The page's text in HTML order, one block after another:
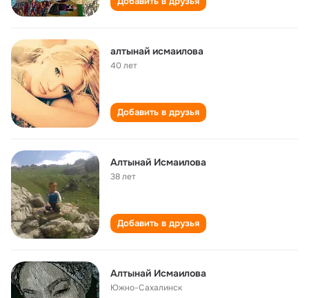
алтынай исмаилова
40 лет
Добавить в друзья
Алтынай Исмаилова
38 лет
Добавить в друзья
Алтынай Исмаилова
Южно-Сахалинск